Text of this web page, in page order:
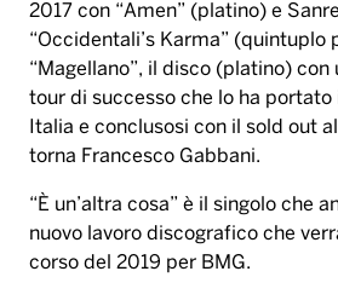
2017 con “Amen” (platino) e
“Occidentali’s Karma” (quintuplo
“Magellano”, il disco (platino) con
tour di successo che lo ha
Italia e conclusosi con il sold out
torna Francesco Gabbani.
“È un’altra cosa” è il singolo che
nuovo lavoro discografico che
corso del 2019 per BMG.